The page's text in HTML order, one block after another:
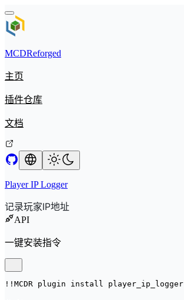
MCDReforged
主页
插件仓库
文档
Player IP Logger
记录玩家IP地址
API
一键安装指令
!!MCDR plugin install player_ip_logger